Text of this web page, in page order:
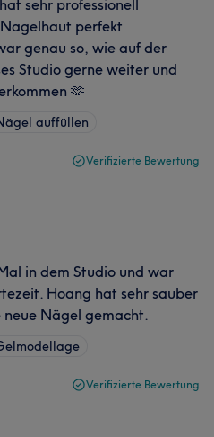
sehr professionell
perfekt
genau so, wie auf der
Studio gerne weiter und
🫶
auffüllen
Verifizierte Bewertung
in dem Studio und war
Hoang hat sehr sauber
Nägel gemacht.
Verifizierte Bewertung